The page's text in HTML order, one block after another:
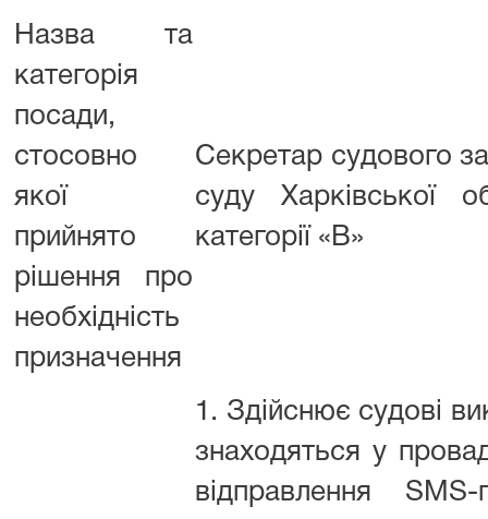
Назва та
категорія
посади,
стосовно
якої
прийнято
рішення про
необхідність
призначення
Секретар судового
суду Харківської
категорії «В»
1. Здійснює судові
знаходяться у
відправлення